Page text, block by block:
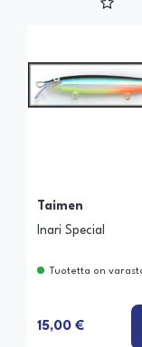
Taimen
Inari Special
Tuotetta on
15,00 €